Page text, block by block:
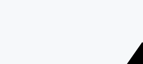
alimentaires, décors comestibles,
la pâtisserie, etc. Tout le nécessaire
plus simples, comme les plus